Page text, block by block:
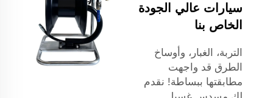
سيارات عالي الجودة
الخاص بنا
التربة، الغبار، وأوساخ
الطرق قد واجهت
مطابقتها ببساطة! نقدم